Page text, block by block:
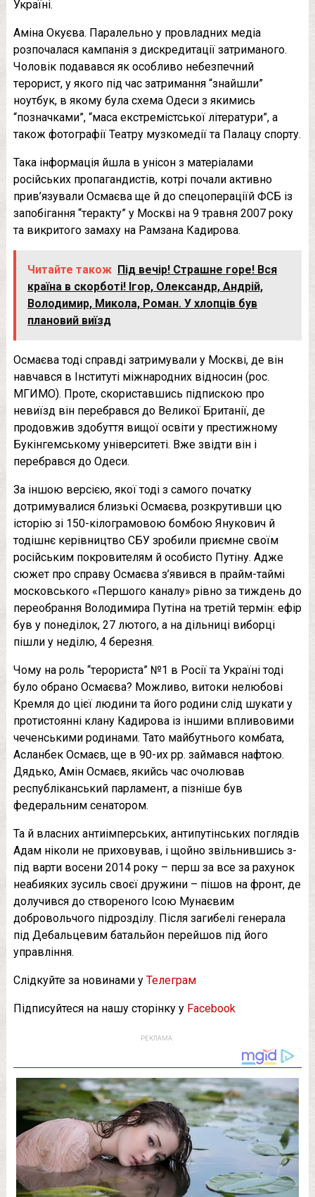
Україні.
Аміна Окуєва. Паралельно у провладних медіа
розпочалася кампанія з дискредитації затриманого.
Чоловік подавався як особливо небезпечний
тeрoриcт, у якого під час затримання “знайшли”
ноутбук, в якому була схема Одеси з якимись
“позначками”, “маса екcтремiстської літератури”, а
також фотографії Театру музкомедії та Палацу спорту.
Така інформація йшла в унісон з матеріалами
російських пропагандистів, котрі почали активно
прив’язували Осмаєва ще й до спецопераціїй ФСБ із
запобігання “тeрaктy” у Москві на 9 травня 2007 року
та викритого замаху на Рамзана Кадирова.
Читайте також Під вечір! Страшне горе! Вся
країна в скорботі! Ігор, Олександр, Андрій,
Володимир, Микола, Роман. У хлопців був
плановий виїзд
Осмаєва тоді справді затримували у Москві, де він
навчався в Інституті міжнародних відносин (рос.
МГИМО). Проте, скориставшись підпискою про
невиїзд він перебрався до Великої Британії, де
продовжив здобуття вищої освіти у престижному
Букінгемському університеті. Вже звідти він і
перебрався до Одеси.
За іншою версією, якої тоді з самого початку
дотримувалися близькі Осмаєва, розкрутивши цю
історію зі 150-кілограмовою бoмбoю Янукович й
тодішнє керівництво СБУ зробили приємне своїм
російським покровителям й особисто Путіну. Адже
сюжет про справу Осмаєва з’явився в прайм-таймі
московського «Першого каналу» рівно за тиждень до
переобрання Володимира Путіна на третій термін: ефір
був у понеділок, 27 лютого, а на дільниці виборці
пішли у неділю, 4 березня.
Чому на роль “тeрoриcта” №1 в Росії та Україні тоді
було обрано Осмаєва? Можливо, витоки нелюбові
Кремля до цієї людини та його родини слід шукати у
протистоянні клану Кадирова із іншими впливовими
чеченськими родинами. Тато майбутнього комбата,
Асланбек Осмаєв, ще в 90-их рр. займався нафтою.
Дядько, Амін Осмаєв, якийсь час очолював
республіканський парламент, а пізніше був
федеральним сенатором.
Та й власних антиімперських, антипутінських поглядів
Адам ніколи не приховував, і щойно звільнившись з-
під варти восени 2014 року – перш за все за рахунок
неабияких зусиль своєї дружини – пішов на фронт, де
долучився до створеного Ісою Мунаєвим
добровольчого підрозділу. Після зaгибeлі генерала
під Дебальцевим батальйон перейшов під його
управління.
Слідкуйте за новинами у Телеграм
Підписуйтеся на нашу сторінку у Facebook
РЕКЛАМА: